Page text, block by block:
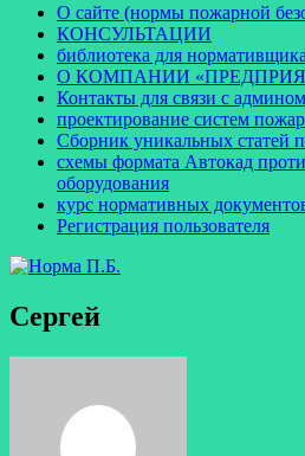
О сайте (нормы пожарной
КОНСУЛЬТАЦИИ
библиотека для
О КОМПАНИИ
Контакты для связи с
проектирование систем
Сборник уникальных статей
схемы формата Автокад
оборудования
курс нормативных
Регистрация пользователя
Сергей